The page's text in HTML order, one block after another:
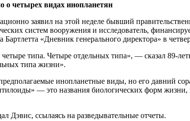
о четырех видах инопланетян
заявил на этой неделе бывший
систем вооружения и исследователь,
«Дневник генерального директора» в
типа. Четыре отдельных типа», — сказал 89-
типа жизни».
инопланетные виды, но его давний
— это названия биологических форм
Дэвис, ссылаясь на разведывательные отчеты.